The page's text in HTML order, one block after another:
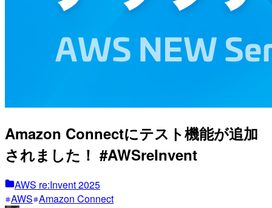
Amazon Connectにテスト機能が追加
されました！ #AWSreInvent
AWS re:Invent 2025
AWS Amazon Connect